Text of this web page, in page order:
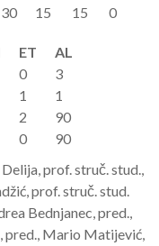
30
15
15
0
ET
0
1
2
0
AL
3
1
90
90
prof. struč. stud.,
prof. struč. stud.
Bednjanec, pred.,
pred., Mario Matijević,